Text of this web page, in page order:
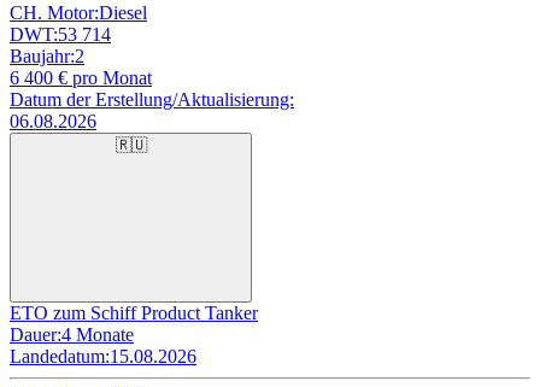
CH. Motor:Diesel
DWT:53 714
Baujahr:2
6 400 € pro Monat
Datum der Erstellung/Aktualisierung:
06.08.2026
🇷🇺
ETO zum Schiff Product Tanker
Dauer:4 Monate
Landedatum:15.08.2026